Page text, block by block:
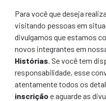
Para você que deseja
visitando pessoas em
divulgamos que estamos
novos integrantes em
Histórias. Se você tem
responsabilidade, esse
atentamente todos os
inscrição e aguarde as